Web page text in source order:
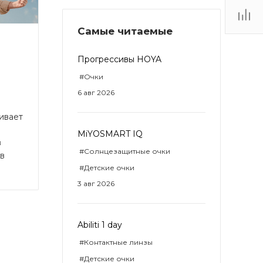
IV-
Самые читаемые
Прогрессивы HOYA
#Очки
6 авг 2026
MiYOSMART IQ
#Солнцезащитные очки
#Детские очки
3 авг 2026
Abiliti 1 day
#Контактные линзы
#Детские очки